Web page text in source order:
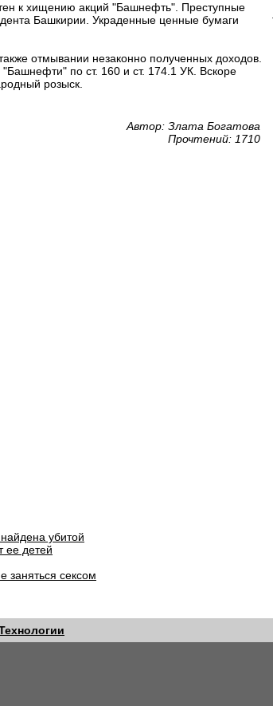
к хищению акций "Башнефть". Преступные
Башкирии. Украденные ценные бумаги
отмывании незаконно полученных доходов.
по ст. 160 и ст. 174.1 УК. Вскоре
розыск.
Автор: Злата Богатова
Прочтений: 1710
убитой
ее детей
заняться сексом